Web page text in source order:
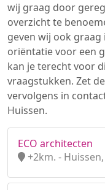
wij graag door
overzicht te
geven wij ook
oriëntatie voor een
kan je terecht voor
vraagstukken. Zet
vervolgens in
Huissen.
ECO architecten
+2km. -